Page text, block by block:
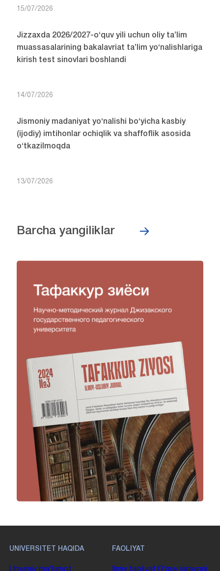
15/07/2026
Jizzaxda 2026/2027-o‘quv yili uchun oliy ta’lim
muassasalarining bakalavriat ta’lim yo‘nalishlariga
kirish test sinovlari boshlandi
14/07/2026
Jismoniy madaniyat yo‘nalishi bo‘yicha kasbiy
(ijodiy) imtihonlar ochiqlik va shaffoflik asosida
o‘tkazilmoqda
13/07/2026
Barcha yangiliklar
UNIVERSITET HAQIDA FAOLIYAT